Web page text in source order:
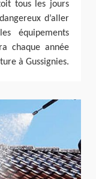
tous les jours
d’aller
équipements
chaque année
à Gussignies.